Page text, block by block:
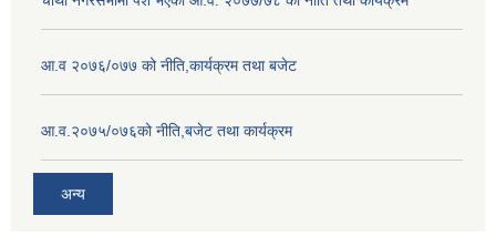
आ.व २०७६/०७७ को नीति,कार्यक्रम तथा बजेट
आ.व.२०७५/०७६को नीति,बजेट तथा कार्यक्रम
अन्य